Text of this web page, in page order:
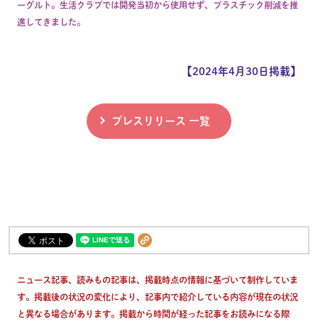
ーグルト。生活クラブでは開発当初から使用せず、プラスチック削減を推
進してきました。
【2024年4月30日掲載】
プレスリリース 一覧
ニュース記事、読みもの記事は、掲載時点の情報に基づいて制作していま
す。掲載後の状況の変化により、記事内で紹介している内容が現在の状況
と異なる場合があります。掲載から時間が経った記事をお読みになる際